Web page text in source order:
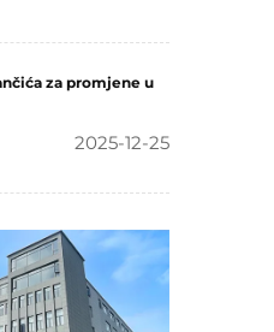
za promjene u
2025-12-25